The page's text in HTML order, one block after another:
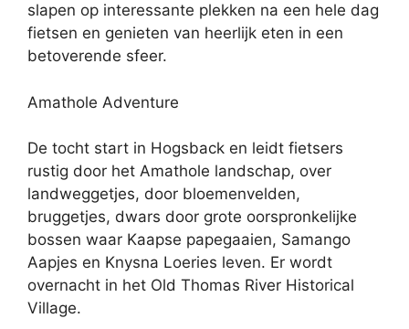
slapen op interessante plekken na een hele dag
fietsen en genieten van heerlijk eten in een
betoverende sfeer.
Amathole Adventure
De tocht start in Hogsback en leidt fietsers
rustig door het Amathole landschap, over
landweggetjes, door bloemenvelden,
bruggetjes, dwars door grote oorspronkelijke
bossen waar Kaapse papegaaien, Samango
Aapjes en Knysna Loeries leven. Er wordt
overnacht in het Old Thomas River Historical
Village.